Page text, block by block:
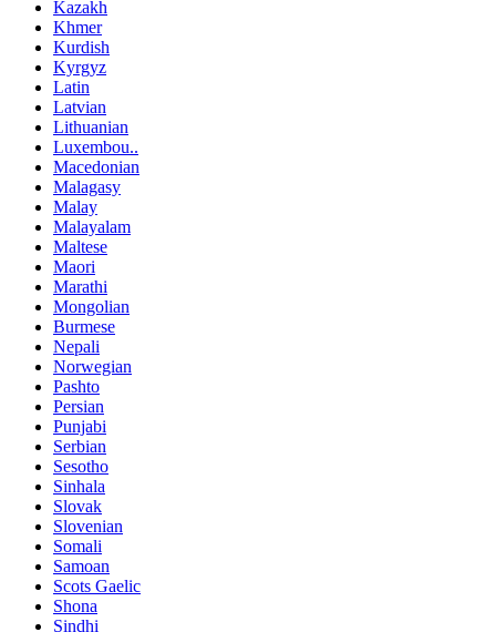
Kazakh
Khmer
Kurdish
Kyrgyz
Latin
Latvian
Lithuanian
Luxembou..
Macedonian
Malagasy
Malay
Malayalam
Maltese
Maori
Marathi
Mongolian
Burmese
Nepali
Norwegian
Pashto
Persian
Punjabi
Serbian
Sesotho
Sinhala
Slovak
Slovenian
Somali
Samoan
Scots Gaelic
Shona
Sindhi